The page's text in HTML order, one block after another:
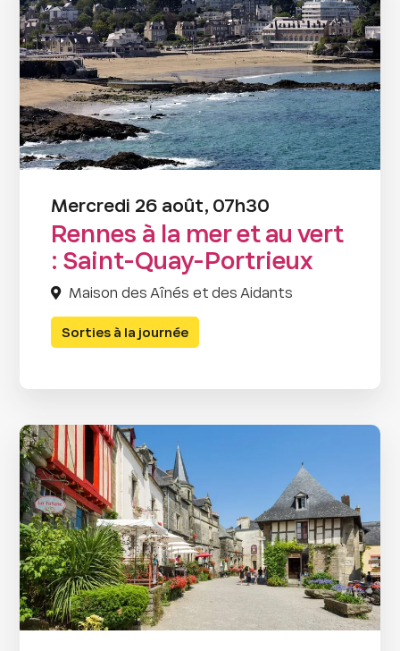
Mercredi 26 août, 07h30
Rennes à la mer et au vert
: Saint-Quay-Portrieux
Maison des Aînés et des Aidants
Sorties à la journée